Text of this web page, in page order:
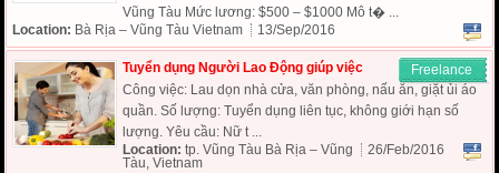
Vũng Tàu Mức lương: $500 – $1000 Mô t� ...
Location: Bà Rịa – Vũng Tàu Vietnam 13/Sep/2016
Tuyển dụng Người Lao Động giúp việc
Freelance
Công việc: Lau dọn nhà cửa, văn phòng, nấu ăn, giặt ủi áo
quần. Số lượng: Tuyển dụng liên tục, không giới hạn số
lượng. Yêu cầu: Nữ t ...
Location: tp. Vũng Tàu Bà Rịa – Vũng
Tàu, Vietnam
26/Feb/2016